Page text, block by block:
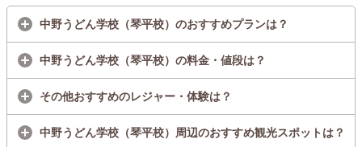
中野うどん学校（琴平校）のおすすめプランは？
中野うどん学校（琴平校）の料金・値段は？
その他おすすめのレジャー・体験は？
中野うどん学校（琴平校）周辺のおすすめ観光スポットは？